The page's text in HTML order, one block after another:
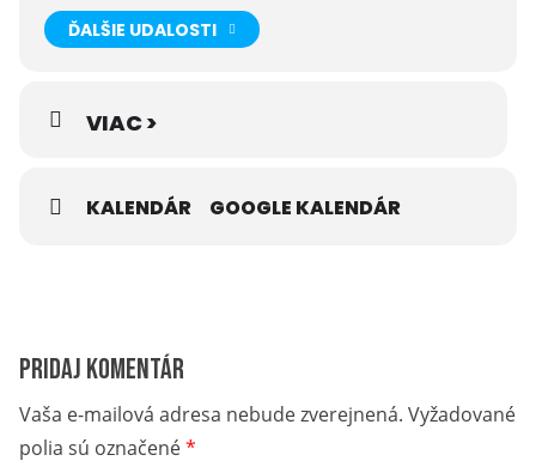
ĎALŠIE UDALOSTI
VIAC >
KALENDÁR GOOGLE KALENDÁR
Pridaj komentár
Vaša e-mailová adresa nebude zverejnená. Vyžadované
polia sú označené*